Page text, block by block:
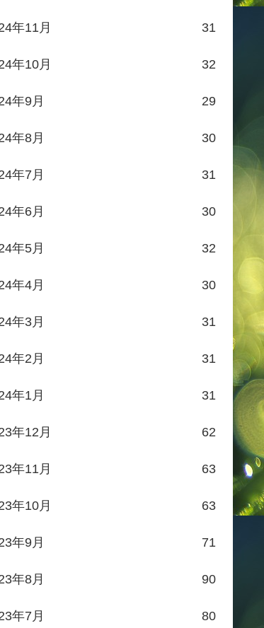
年11月 31
年10月 32
年9月 29
年8月 30
年7月 31
年6月 30
年5月 32
年4月 30
年3月 31
年2月 31
年1月 31
年12月 62
年11月 63
年10月 63
年9月 71
年8月 90
年7月 80